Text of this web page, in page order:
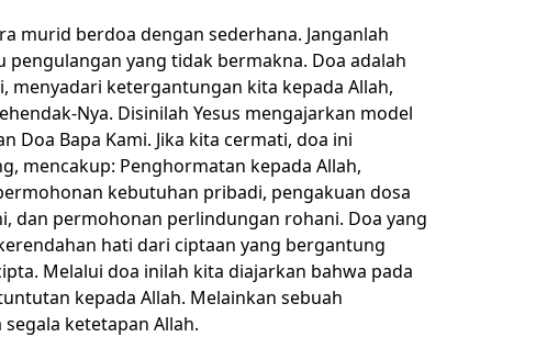
murid berdoa dengan sederhana. Janganlah
yang tidak bermakna. Doa adalah
menyadari ketergantungan kita kepada Allah,
Nya. Disinilah Yesus mengajarkan model
Doa Bapa Kami. Jika kita cermati, doa ini
mencakup: Penghormatan kepada Allah,
kebutuhan pribadi, pengakuan dosa
dan permohonan perlindungan rohani. Doa yang
hati dari ciptaan yang bergantung
Melalui doa inilah kita diajarkan bahwa pada
kepada Allah. Melainkan sebuah
ketetapan Allah.